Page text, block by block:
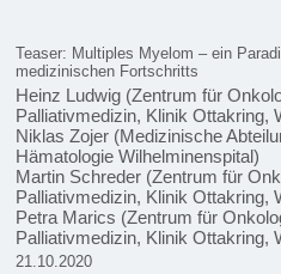
Teaser: Multiples Myelom – ein
medizinischen Fortschritts
Heinz Ludwig (Zentrum für
Palliativmedizin, Klinik Ottakring,
Niklas Zojer (Medizinische
Hämatologie Wilhelminenspital)
Martin Schreder (Zentrum für
Palliativmedizin, Klinik Ottakring,
Petra Marics (Zentrum für
Palliativmedizin, Klinik Ottakring,
21.10.2020